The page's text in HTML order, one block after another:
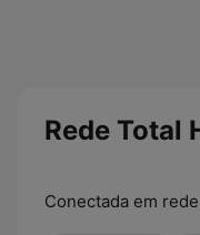
Rede Total
Conectada em